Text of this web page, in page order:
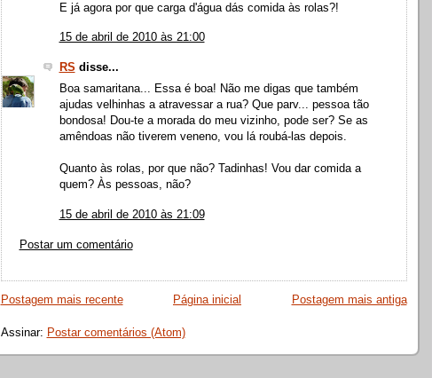
E já agora por que carga d'água dás comida às rolas?!
15 de abril de 2010 às 21:00
RS disse...
Boa samaritana... Essa é boa! Não me digas que também
ajudas velhinhas a atravessar a rua? Que parv... pessoa tão
bondosa! Dou-te a morada do meu vizinho, pode ser? Se as
amêndoas não tiverem veneno, vou lá roubá-las depois.
Quanto às rolas, por que não? Tadinhas! Vou dar comida a
quem? Às pessoas, não?
15 de abril de 2010 às 21:09
Postar um comentário
Postagem mais recente Postagem mais antiga
Página inicial
Assinar: Postar comentários (Atom)